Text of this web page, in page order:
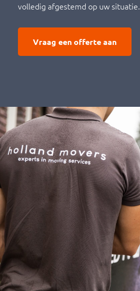
volledig afgestemd op uw situatie.
Vraag een offerte aan